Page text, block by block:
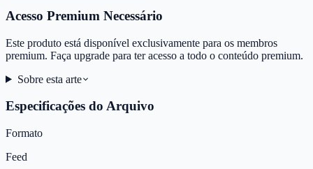
Acesso Premium Necessário
Este produto está disponível exclusivamente para os membros
premium. Faça upgrade para ter acesso a todo o conteúdo premium.
Sobre esta arte
Especificações do Arquivo
Formato
Feed